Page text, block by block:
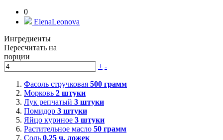
0
ElenaLeonova
Ингредиенты
Пересчитать на
порции
+ -
Фасоль стручковая 500 грамм
Морковь 2 штуки
Лук репчатый 3 штуки
Помидор 3 штуки
Яйцо куриное 3 штуки
Растительное масло 50 грамм
Соль 0,25 ч. ложек